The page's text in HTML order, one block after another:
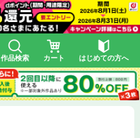
作品検索 カート はじめての方へ